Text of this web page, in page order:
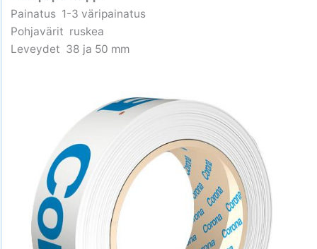
Painatus 1-3 väripainatus
Pohjavärit ruskea
Leveydet 38 ja 50 mm